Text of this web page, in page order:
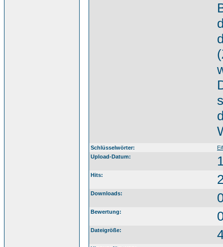
Schlüsselwörter:
Upload-Datum:
Hits:
Downloads:
Bewertung:
Dateigröße: